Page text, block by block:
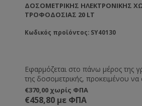
ΔΟΣΟΜΕΤΡΙΚΉΣ ΗΛΕΚΤΡΟΝΙΚΉΣ
ΤΡΟΦΟΔΟΣΊΑΣ 20 LT
Κωδικός προϊόντος: SY40130
Εφαρμόζεται στο πάνω μέρος της
της δοσομετρικής, προκειμένου
μικρές ποσότητες υλικών. Ιδανικό
βασιλικού πολτού.
€370,00 χωρίς ΦΠΑ
€458,80 με ΦΠΑ